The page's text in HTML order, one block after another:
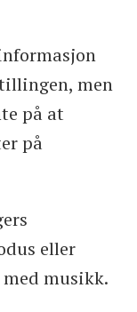
men
på at
på
eller
musikk.